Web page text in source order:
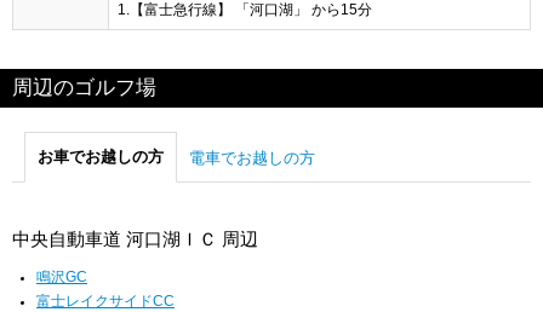
1.【富士急行線】 「河口湖」 から15分
周辺のゴルフ場
お車でお越しの方 電車でお越しの方
中央自動車道 河口湖ＩＣ 周辺
鳴沢GC
富士レイクサイドCC